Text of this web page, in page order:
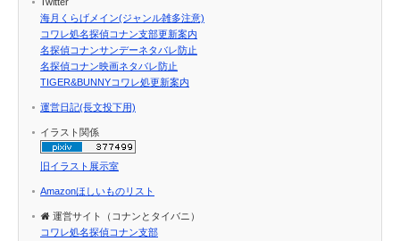
海月くらげメイン(ジャンル雑多注意)
コワレ処名探偵コナン支部更新案内
名探偵コナンサンデーネタバレ防止
名探偵コナン映画ネタバレ防止
TIGER&BUNNYコワレ処更新案内
運営日記(長文投下用)
イラスト関係
旧イラスト展示室
Amazonほしいものリスト
運営サイト（コナンとタイバニ）
コワレ処名探偵コナン支部